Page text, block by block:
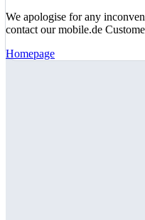
We apologise for any
contact our mobile.de
Homepage